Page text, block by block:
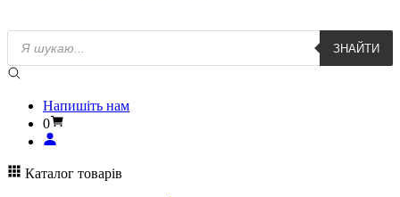
Пошук
товарів
ЗНАЙТИ
Напишіть нам
0
Каталог товарів